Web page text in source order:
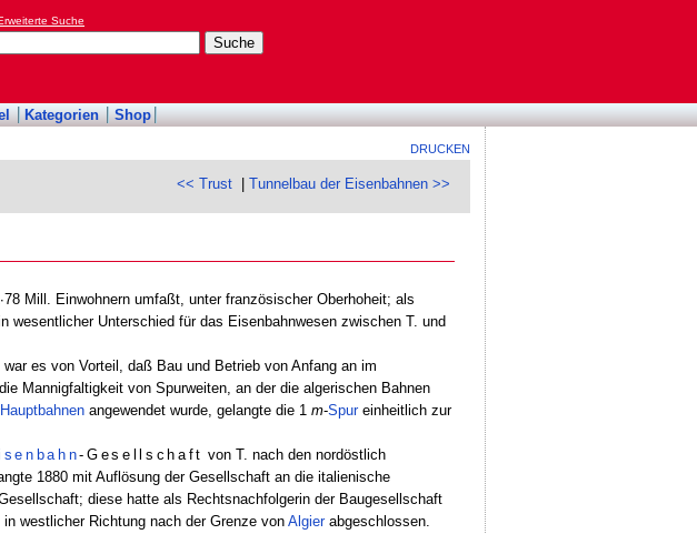
Suche
Kategorien Shop
DRUCKEN
<< Trust |Tunnelbau der Eisenbahnen >>
Mill. Einwohnern umfaßt, unter französischer Oberhoheit; als
Unterschied für das Eisenbahnwesen zwischen T. und
es von Vorteil, daß Bau und Betrieb von Anfang an im
Mannigfaltigkeit von Spurweiten, an der die algerischen Bahnen
Hauptbahnenangewendet wurde, gelangte die 1 m-Spureinheitlich zur
-Gesellschaft von T. nach den nordöstlich
1880 mit Auflösung der Gesellschaft an die italienische
diese hatte als Rechtsnachfolgerin der Baugesellschaft
westlicher Richtung nach der Grenze von Algierabgeschlossen.